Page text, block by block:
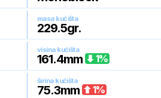
masa kućišta
229.5gr.
visina kućišta
161.4mm 1%
širina kućišta
75.3mm 1%